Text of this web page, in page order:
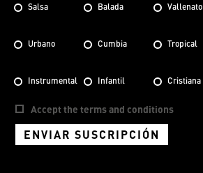
Salsa Balada Vallenato
Urbano Cumbia Tropical
Instrumental Infantil Cristiana
Accept the terms and conditions
ENVIAR SUSCRIPCIÓN